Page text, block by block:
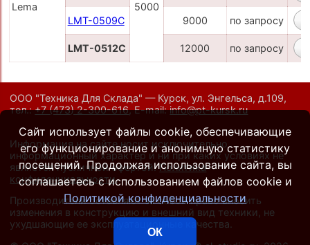
Lema 5000
LMT-0509C 9000 по запросу
LMT-0512C 12000 по запросу
ООО "Техника Для Склада" — Курск, ул. Энгельса, д.109,
тел.:+7 (473) 2-300-616,E-mail:info@pt-kursk.ru
Информация на сайте носит исключительно
информационный характер и ни при каких условиях не
является публичной офертой.Политика
конфиденциальности.
Производители оставляют за собой право вносить
изменения в конструкцию и внешний вид техники, не
ухудшающие ее эксплуатационные качества.
Сайт использует файлы cookie, обеспечивающие
его функционирование и анонимную статистику
посещений. Продолжая использование сайта, вы
соглашаетесь с использованием файлов cookie и
Политикой конфиденциальности
ОК